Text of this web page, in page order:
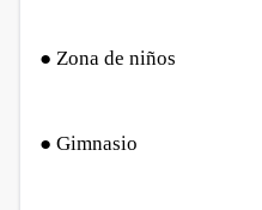
● Zona de niños
● Gimnasio